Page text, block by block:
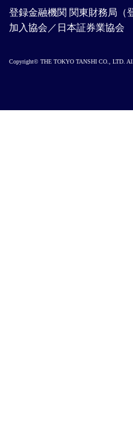
登録金融機関 関東財務局（
加入協会／日本証券業協会
Copyright© THE TOKYO TANSHI CO., LTD. All